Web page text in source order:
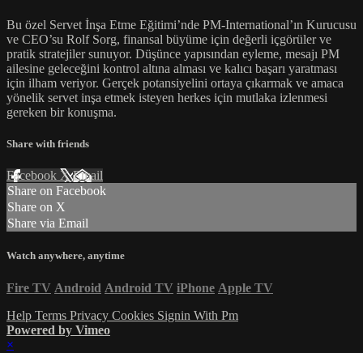
Bu özel Servet İnşa Etme Eğitimi’nde PM-International’ın Kurucusu
ve CEO’su Rolf Sorg, finansal büyüme için değerli içgörüler ve
pratik stratejiler sunuyor. Düşünce yapısından eyleme, mesajı PM
ailesine geleceğini kontrol altına alması ve kalıcı başarı yaratması
için ilham veriyor. Gerçek potansiyelini ortaya çıkarmak ve amaca
yönelik servet inşa etmek isteyen herkes için mutlaka izlenmesi
gereken bir konuşma.
Share with friends
Facebook XEmail
Share on Facebook
Share on X
Share via Email
Watch anywhere, anytime
Fire TV Android Android TV iPhone Apple TV
Help Terms Privacy Cookies Signin With Pm
Powered by Vimeo
×